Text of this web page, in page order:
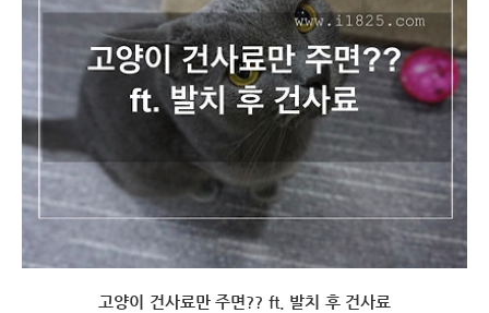
처 방법을 살펴보겠습니다. 고양이 건사료 뜻 ft. 건사료 안먹는 고양
이 고양이 건사료 고양이 건사료 뜻 고양이 건사료란?? 고양이 건사료
는 습기를 제거하여 오랫동안 보관할 수 있는 건조한 형태의 고양이
사료를 말합니다. 건사료는 주로..
고양이 건사료만 주면?? ft. 발치 후 건사료